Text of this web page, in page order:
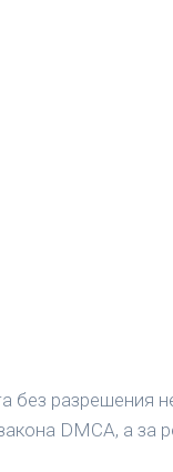
разрешения
DMCA, а за